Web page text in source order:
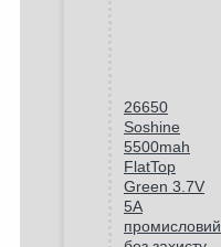
26650
Soshine
5500mah
FlatTop
Green 3.7V
5A
промисловий